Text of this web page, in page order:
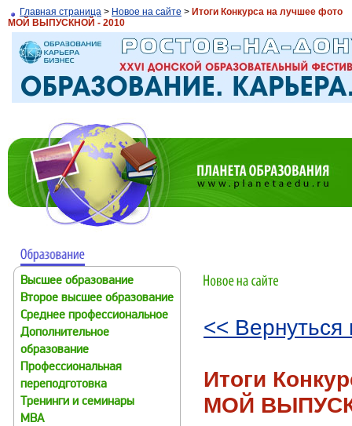
Главная страница > Новое на сайте > Итоги Конкурса на лучшее фото
МОЙ ВЫПУСКНОЙ - 2010
Высшее образование
Второе высшее образование
Среднее профессиональное
Дополнительное
образование
Профессиональная
переподготовка
Тренинги и семинары
MBA
<< Вернуться
Итоги
МОЙ